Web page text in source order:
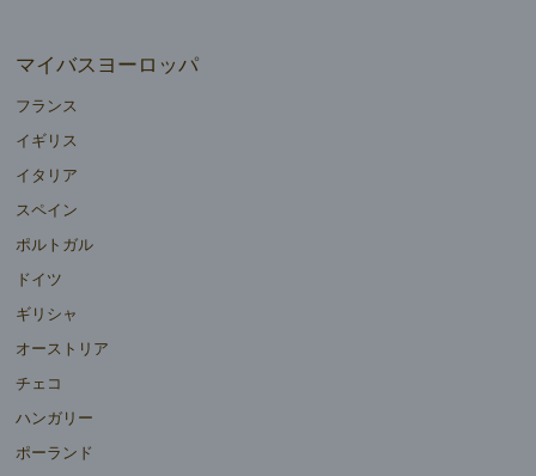
マイバスヨーロッパ
フランス
イギリス
イタリア
スペイン
ポルトガル
ドイツ
ギリシャ
オーストリア
チェコ
ハンガリー
ポーランド